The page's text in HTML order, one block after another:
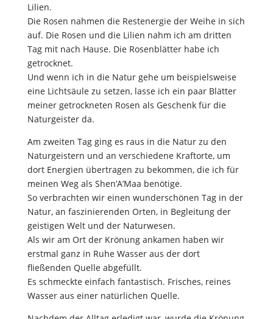
Lilien.
Die Rosen nahmen die Restenergie der Weihe in sich
auf. Die Rosen und die Lilien nahm ich am dritten
Tag mit nach Hause. Die Rosenblätter habe ich
getrocknet.
Und wenn ich in die Natur gehe um beispielsweise
eine Lichtsäule zu setzen, lasse ich ein paar Blätter
meiner getrockneten Rosen als Geschenk für die
Naturgeister da.
Am zweiten Tag ging es raus in die Natur zu den
Naturgeistern und an verschiedene Kraftorte, um
dort Energien übertragen zu bekommen, die ich für
meinen Weg als Shen’A’Maa benötige.
So verbrachten wir einen wunderschönen Tag in der
Natur, an faszinierenden Orten, in Begleitung der
geistigen Welt und der Naturwesen.
Als wir am Ort der Krönung ankamen haben wir
erstmal ganz in Ruhe Wasser aus der dort
fließenden Quelle abgefüllt.
Es schmeckte einfach fantastisch. Frisches, reines
Wasser aus einer natürlichen Quelle.